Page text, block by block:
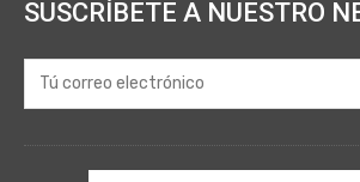
SUSCRÍBETE A NUESTRO